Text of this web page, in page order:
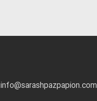
info@sarashpazpapion.com